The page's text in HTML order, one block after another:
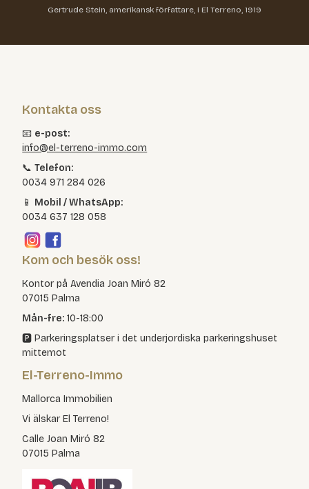
Gertrude Stein, amerikansk författare, i El Terreno, 1919
Kontakta oss
📧 e-post:
info@el-terreno-immo.com
📞Telefon:
0034 971 284 026
📱 Mobil / WhatsApp:
0034 637 128 058
Kom och besök oss!
Kontor på Avendia Joan Miró 82
07015 Palma
Mån-fre: 10-18:00
🅿️ Parkeringsplatser i det underjordiska parkeringshuset
mittemot
El-Terreno-Immo
Mallorca Immobilien
Vi älskar El Terreno!
Calle Joan Miró 82
07015 Palma